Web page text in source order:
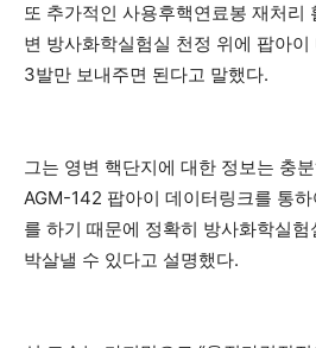
또 추가적인 사용후핵연료봉 재처리
변 방사화학실험실 천정 위에 팝아
3발만 보내주면 된다고 말했다.
그는 영변 핵단지에 대한 정보는 충
AGM-142 팝아이 데이터링크를 통
를 하기 때문에 정확히 방사화학실
박살낼 수 있다고 설명했다.